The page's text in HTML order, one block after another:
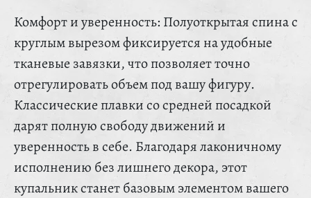
Комфорт и уверенность: Полуоткрытая спина с
круглым вырезом фиксируется на удобные
тканевые завязки, что позволяет точно
отрегулировать объем под вашу фигуру.
Классические плавки со средней посадкой
дарят полную свободу движений и
уверенность в себе. Благодаря лаконичному
исполнению без лишнего декора, этот
купальник станет базовым элементом вашего